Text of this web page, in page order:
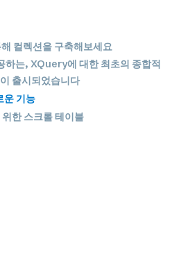
컬렉션을 구축해보세요
는, XQuery에 대한 최초의 종합적
출시되었습니다
운 기능
한 스크롤 테이블